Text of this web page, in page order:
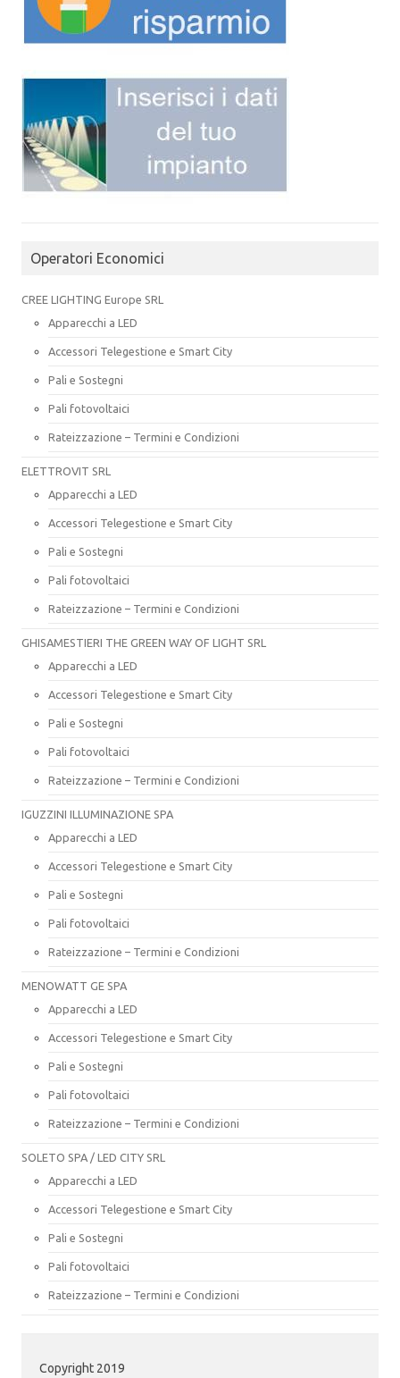
Operatori Economici
CREE LIGHTING Europe SRL
Apparecchi a LED
Accessori Telegestione e Smart City
Pali e Sostegni
Pali fotovoltaici
Rateizzazione – Termini e Condizioni
ELETTROVIT SRL
Apparecchi a LED
Accessori Telegestione e Smart City
Pali e Sostegni
Pali fotovoltaici
Rateizzazione – Termini e Condizioni
GHISAMESTIERI THE GREEN WAY OF LIGHT SRL
Apparecchi a LED
Accessori Telegestione e Smart City
Pali e Sostegni
Pali fotovoltaici
Rateizzazione – Termini e Condizioni
IGUZZINI ILLUMINAZIONE SPA
Apparecchi a LED
Accessori Telegestione e Smart City
Pali e Sostegni
Pali fotovoltaici
Rateizzazione – Termini e Condizioni
MENOWATT GE SPA
Apparecchi a LED
Accessori Telegestione e Smart City
Pali e Sostegni
Pali fotovoltaici
Rateizzazione – Termini e Condizioni
SOLETO SPA / LED CITY SRL
Apparecchi a LED
Accessori Telegestione e Smart City
Pali e Sostegni
Pali fotovoltaici
Rateizzazione – Termini e Condizioni
Copyright 2019